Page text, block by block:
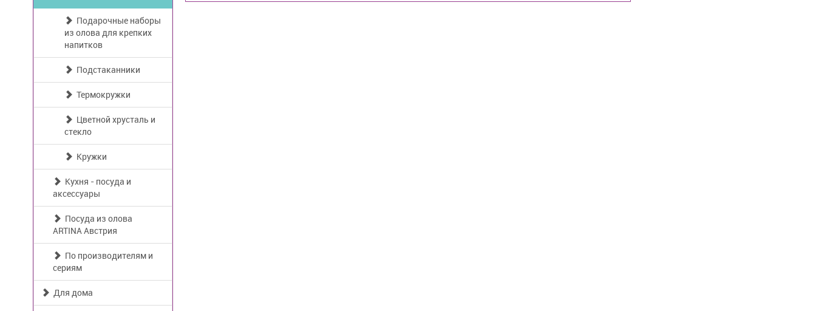
Подарочные наборы
из олова для крепких
напитков
Подстаканники
Термокружки
Цветной хрусталь и
стекло
Кружки
Кухня - посуда и
аксессуары
Посуда из олова
ARTINA Австрия
По производителям и
сериям
Для дома